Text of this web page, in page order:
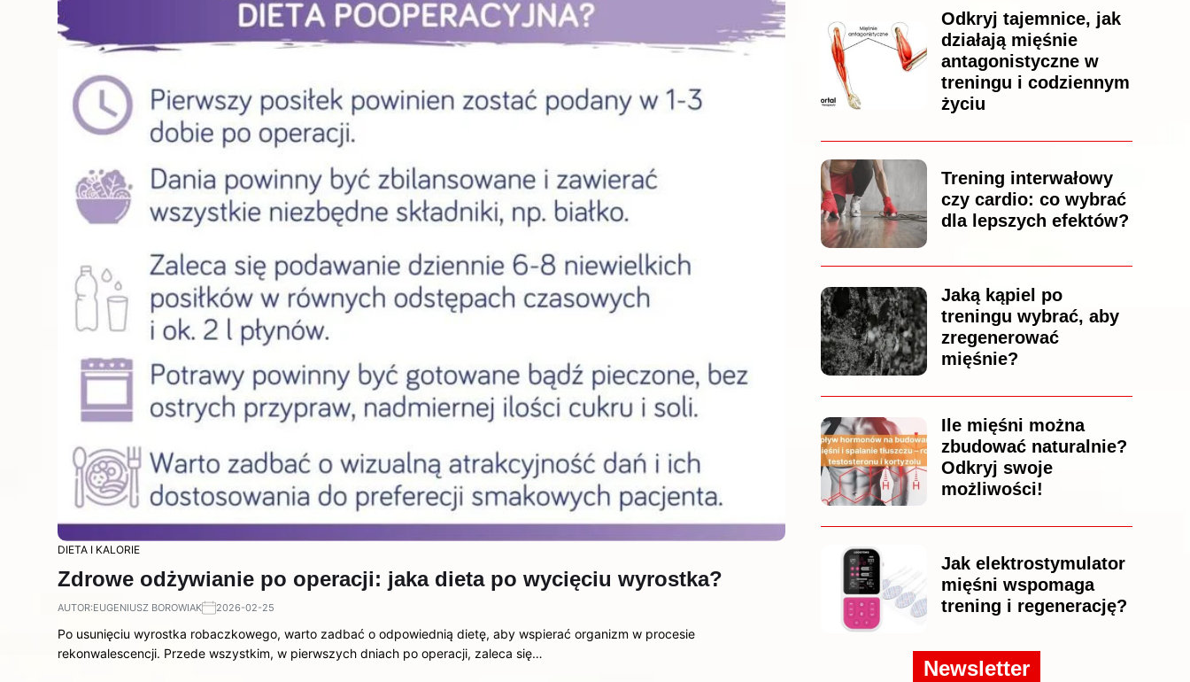
DIETA I KALORIE
Zdrowe odżywianie po operacji: jaka dieta po wycięciu wyrostka?
AUTOR:EUGENIUSZ BOROWIAK 2026-02-25
Po usunięciu wyrostka robaczkowego, warto zadbać o odpowiednią dietę, aby wspierać organizm w procesie
rekonwalescencji. Przede wszystkim, w pierwszych dniach po operacji, zaleca się…
Odkryj tajemnice, jak
działają mięśnie
antagonistyczne w
treningu i codziennym
życiu
Trening interwałowy
czy cardio: co wybrać
dla lepszych efektów?
Jaką kąpiel po
treningu wybrać, aby
zregenerować
mięśnie?
Ile mięśni można
zbudować naturalnie?
Odkryj swoje
możliwości!
Jak elektrostymulator
mięśni wspomaga
trening i regenerację?
Newsletter